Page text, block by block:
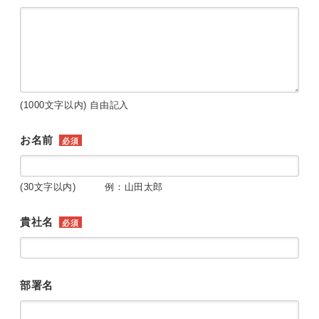
(1000文字以内) 自由記入
お名前 必須
(30文字以内) 例：山田太郎
貴社名 必須
部署名